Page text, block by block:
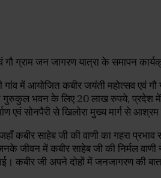
में आयोजित कबीर जयंती महोत्सव एवं
भवन के लिए 20 लाख रुपये, प्रदेश में
एवं सोनपैरी से खिलोरा मुख्य मार्ग से
कबीर साहेब जी की वाणी का गहरा
जीवन में कबीर साहेब जी की निर्मल
कबीर जी अपने दोहों में जनजागरण